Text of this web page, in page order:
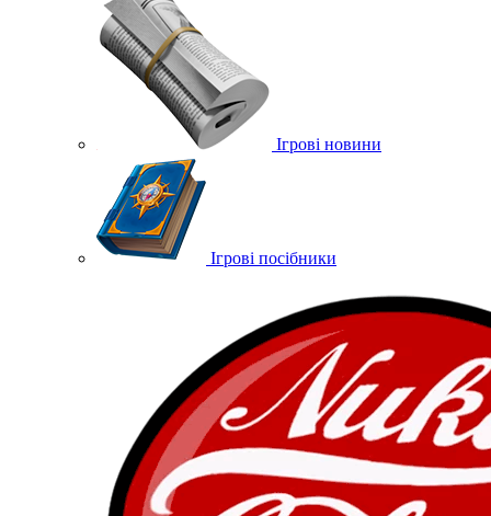
Ігрові новини
Ігрові посібники